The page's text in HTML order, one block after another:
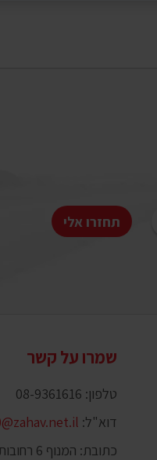
תחזרו אלי
שמרו על קשר
טלפון: 08-9361616
דוא"ל:
כתובת: המנוף 6 רחובות